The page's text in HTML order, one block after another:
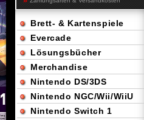
Brett- & Kartenspiele
Evercade
Lösungsbücher
Merchandise
Nintendo DS/3DS
Nintendo NGC/Wii/WiiU
Nintendo Switch 1